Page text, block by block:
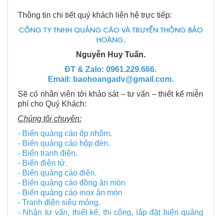
Thông tin chi tiết quý khách liên hệ trực tiếp:
CÔNG TY TNHH QUẢNG CÁO VÀ TRUYỀN THÔNG BẢO
HOÀNG.
Nguyễn Huy Tuấn.
ĐT & Zalo: 0961.229.666.
Email: baohoangadv@gmail.com.
Sẽ có nhân viên tới khảo sát – tư vấn – thiết kế miễn
phí cho Quý Khách:
Chúng tôi chuyên:
- Biển quảng cáo ốp nhôm.
- Biển quảng cáo hộp đèn.
- Biển tranh điện.
- Biển điện tử.
- Biển quảng cáo điện.
- Biển quảng cáo đồng ăn mòn
- Biển quảng cáo inox ăn mòn
- Tranh điện siêu mỏng.
- Nhận tư vấn, thiết kế, thi công, lắp đặt biển quảng